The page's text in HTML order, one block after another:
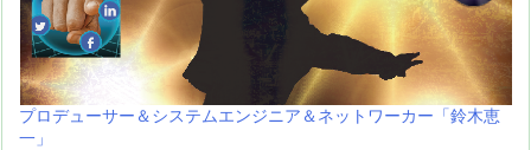
プロデューサー＆システムエンジニア＆ネットワーカー「鈴木恵
一」